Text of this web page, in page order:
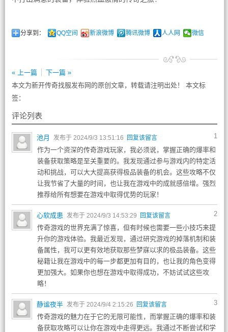
分享到： QQ空间 新浪微博 腾讯微博 人人网 微信
« 上一篇
下一篇 »
本文为新开传奇找服发布网的原创文章，转载请注明出处！ 本文标
签：
评论列表
1
池月 发布于 2024/9/3 13:51:16 回复该留言
作为一个资深的传奇游戏玩家，我必须说，掌握正确的爆率和
装备获取策略是至关重要的。我发现通过参与游戏内的特定活
动和挑战，可以大大提高获得极品装备的机会。这些攻略不仅
让我节省了大量的时间，也让我在游戏中的成就感倍增。强烈
推荐给所有想要在游戏中取得优势的玩家！
2
心软成患 发布于 2024/9/3 14:53:29 回复该留言
传奇游戏的世界充满了惊喜，但有时候也需要一些小技巧来提
升你的游戏体验。我最近发现，通过研究游戏的掉落机制和装
备属性，我可以更有效地获取那些梦寐以求的极品装备。这些
秘籍让我在游戏中的每一步都更加有目的，也让我的角色变得
更加强大。如果你也想在游戏中取得成功，不妨试试这些攻
略！
3
静谧夜半 发布于 2024/9/4 2:15:26 回复该留言
传奇游戏的魅力在于它的无限可能性，而掌握正确的爆率和装
备获取攻略可以让你在游戏中走得更远。我通过不断尝试和学